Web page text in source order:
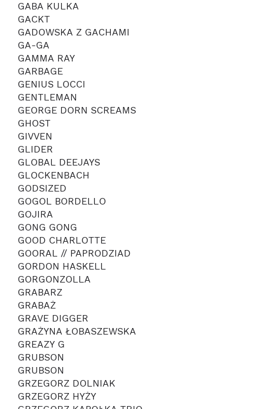
GABA KULKA
GACKT
GADOWSKA Z GACHAMI
GA-GA
GAMMA RAY
GARBAGE
GENIUS LOCCI
GENTLEMAN
GEORGE DORN SCREAMS
GHOST
GIVVEN
GLIDER
GLOBAL DEEJAYS
GLOCKENBACH
GODSIZED
GOGOL BORDELLO
GOJIRA
GONG GONG
GOOD CHARLOTTE
GOORAL // PAPRODZIAD
GORDON HASKELL
GORGONZOLLA
GRABARZ
GRABAŻ
GRAVE DIGGER
GRAŻYNA ŁOBASZEWSKA
GREAZY G
GRUBSON
GRUBSON
GRZEGORZ DOLNIAK
GRZEGORZ HYŻY